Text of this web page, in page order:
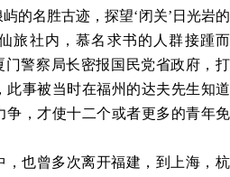
的名胜古迹，探望‘闭关’日光岩的
旅社内，慕名求书的人群接踵而
门警察局长密报国民党省政府，打
此事被当时在福州的达夫先生知道
争，才使十二个或者更多的青年免
，也曾多次离开福建，到上海，杭